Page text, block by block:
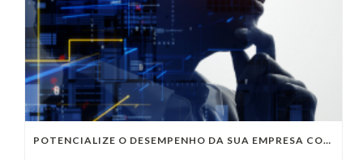
POTENCIALIZE O DESEMPENHO DA SUA EMPRESA COM OS SERVIÇOS DE TI DA VIVO VITA